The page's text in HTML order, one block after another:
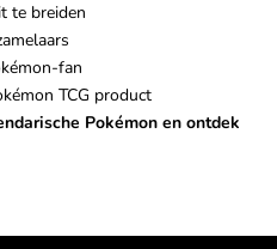
te breiden
fan
TCG product
Pokémon en ontdek